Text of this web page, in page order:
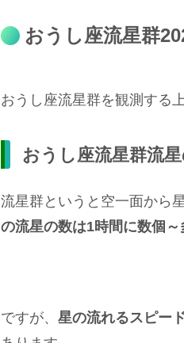
おうし座流星群
おうし座流星群を観測する
おうし座流星群流
流星群というと空一面から
の流星の数は1時間に数個
ですが、 星の流れるスピー